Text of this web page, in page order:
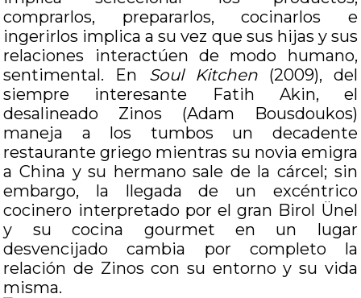
comprarlos, prepararlos, cocinarlos e
ingerirlos implica a su vez que sus hijas y sus
relaciones interactúen de modo humano,
sentimental. En Soul Kitchen(2009), del
siempre interesante Fatih Akin, el
desalineado Zinos (Adam Bousdoukos)
maneja a los tumbos un decadente
restaurante griego mientras su novia emigra
a China y su hermano sale de la cárcel; sin
embargo, la llegada de un excéntrico
cocinero interpretado por el gran Birol Ünel
y su cocina gourmet en un lugar
desvencijado cambia por completo la
relación de Zinos con su entorno y su vida
misma.